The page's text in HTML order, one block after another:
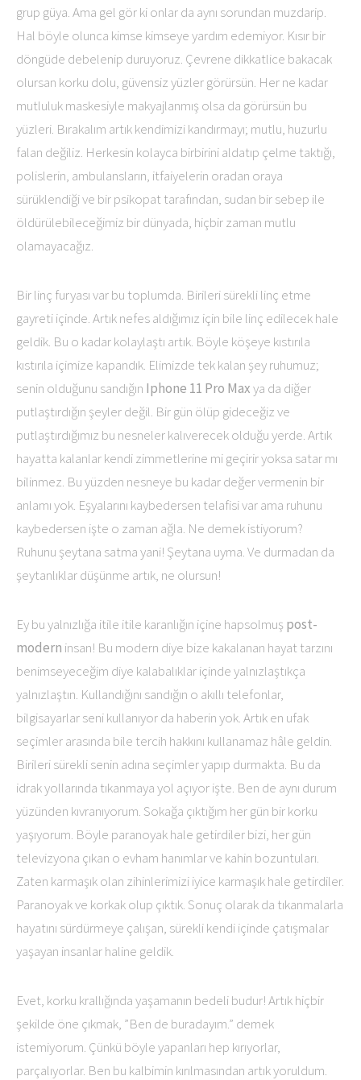
grup güya. Ama gel gör ki onlar da aynı sorundan muzdarip.
Hal böyle olunca kimse kimseye yardım edemiyor. Kısır bir
döngüde debelenip duruyoruz. Çevrene dikkatlice bakacak
olursan korku dolu, güvensiz yüzler görürsün. Her ne kadar
mutluluk maskesiyle makyajlanmış olsa da görürsün bu
yüzleri. Bırakalım artık kendimizi kandırmayı; mutlu, huzurlu
falan değiliz. Herkesin kolayca birbirini aldatıp çelme taktığı,
polislerin, ambulansların, itfaiyelerin oradan oraya
sürüklendiği ve bir psikopat tarafından, sudan bir sebep ile
öldürülebileceğimiz bir dünyada, hiçbir zaman mutlu
olamayacağız.
Bir linç furyası var bu toplumda. Birileri sürekli linç etme
gayreti içinde. Artık nefes aldığımız için bile linç edilecek hale
geldik. Bu o kadar kolaylaştı artık. Böyle köşeye kıstırıla
kıstırıla içimize kapandık. Elimizde tek kalan şey ruhumuz;
senin olduğunu sandığın Iphone 11 Pro Maxya da diğer
putlaştırdığın şeyler değil. Bir gün ölüp gideceğiz ve
putlaştırdığımız bu nesneler kalıverecek olduğu yerde. Artık
hayatta kalanlar kendi zimmetlerine mi geçirir yoksa satar mı
bilinmez. Bu yüzden nesneye bu kadar değer vermenin bir
anlamı yok. Eşyalarını kaybedersen telafisi var ama ruhunu
kaybedersen işte o zaman ağla. Ne demek istiyorum?
Ruhunu şeytana satma yani! Şeytana uyma. Ve durmadan da
şeytanlıklar düşünme artık, ne olursun!
Ey bu yalnızlığa itile itile karanlığın içine hapsolmuş post-
modern insan! Bu modern diye bize kakalanan hayat tarzını
benimseyeceğim diye kalabalıklar içinde yalnızlaştıkça
yalnızlaştın. Kullandığını sandığın o akıllı telefonlar,
bilgisayarlar seni kullanıyor da haberin yok. Artık en ufak
seçimler arasında bile tercih hakkını kullanamaz hâle geldin.
Birileri sürekli senin adına seçimler yapıp durmakta. Bu da
idrak yollarında tıkanmaya yol açıyor işte. Ben de aynı durum
yüzünden kıvranıyorum. Sokağa çıktığım her gün bir korku
yaşıyorum. Böyle paranoyak hale getirdiler bizi, her gün
televizyona çıkan o evham hanımlar ve kahin bozuntuları.
Zaten karmaşık olan zihinlerimizi iyice karmaşık hale getirdiler.
Paranoyak ve korkak olup çıktık. Sonuç olarak da tıkanmalarla
hayatını sürdürmeye çalışan, sürekli kendi içinde çatışmalar
yaşayan insanlar haline geldik.
Evet, korku krallığında yaşamanın bedeli budur! Artık hiçbir
şekilde öne çıkmak, ”Ben de buradayım.” demek
istemiyorum. Çünkü böyle yapanları hep kırıyorlar,
parçalıyorlar. Ben bu kalbimin kırılmasından artık yoruldum.